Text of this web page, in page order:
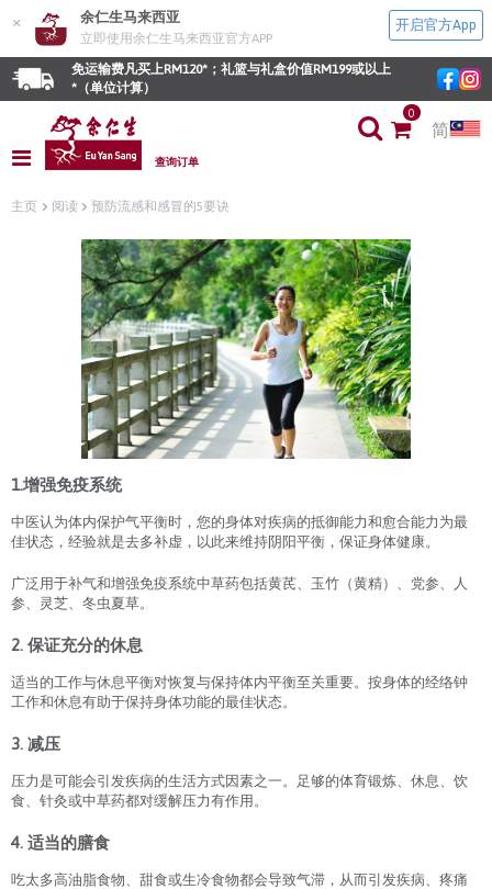
× 余仁生马来西亚
立即使用余仁生马来西亚官方APP
开启官方App
免运输费凡买上RM120*；礼篮与礼盒价值RM199或以上
*（单位计算）
查询订单
0
简
主页 阅读 预防流感和感冒的5要诀
1.增强免疫系统
中医认为体内保护气平衡时，您的身体对疾病的抵御能力和愈合能力为最
佳状态，经验就是去多补虚，以此来维持阴阳平衡，保证身体健康。
广泛用于补气和增强免疫系统中草药包括黄芪、玉竹（黄精）、党参、人
参、灵芝、冬虫夏草。
2. 保证充分的休息
适当的工作与休息平衡对恢复与保持体内平衡至关重要。按身体的经络钟
工作和休息有助于保持身体功能的最佳状态。
3. 减压
压力是可能会引发疾病的生活方式因素之一。足够的体育锻炼、休息、饮
食、针灸或中草药都对缓解压力有作用。
4. 适当的膳食
吃太多高油脂食物、甜食或生冷食物都会导致气滞，从而引发疾病、疼痛